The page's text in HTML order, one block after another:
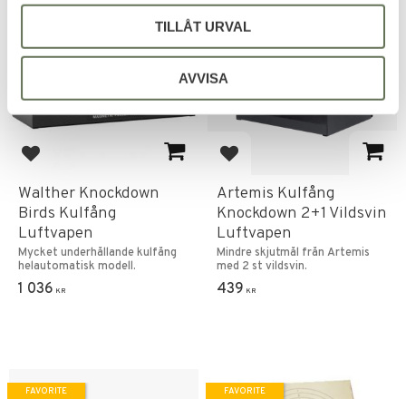
TILLÅT URVAL
AVVISA
Add to favorites
Walther Knockdown
Birds Kulfång
Luftvapen
Mycket underhållande kulfång
helautomatisk modell.
1 036 KR
Add to favorites
Artemis Kulfång
Knockdown 2+1 Vildsvin
Luftvapen
Mindre skjutmål från Artemis
med 2 st vildsvin.
439 KR
FAVORITE
FAVORITE FAVORITE